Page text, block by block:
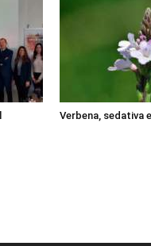
Verbena, sedativa